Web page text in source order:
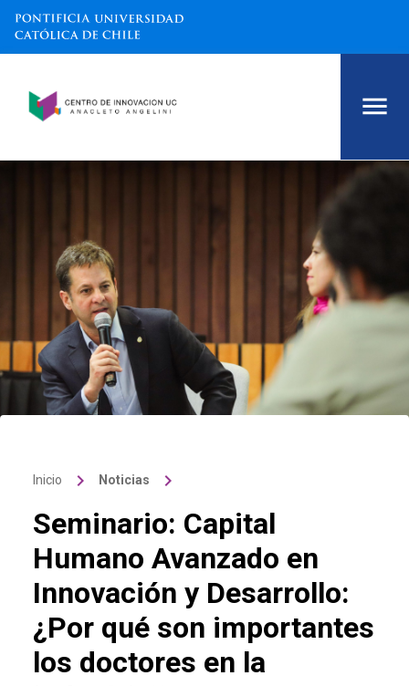
Inicio keyboard_arrow_right Noticias keyboard_arrow_right
Seminario: Capital
Humano Avanzado en
Innovación y Desarrollo:
¿Por qué son importantes
los doctores en la